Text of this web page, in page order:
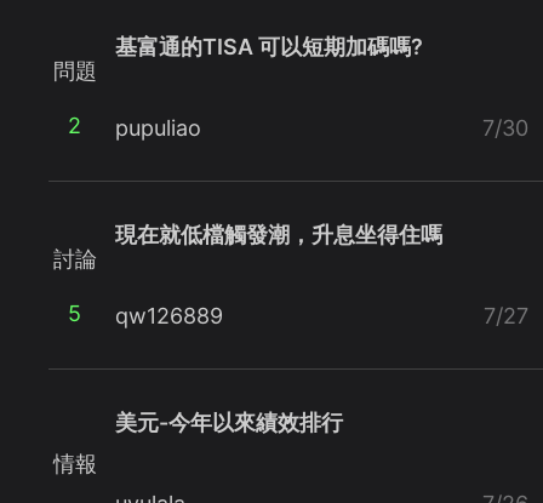
問題
2
基富通的TISA 可以短期加碼嗎?
pupuliao 7/30
討論
5
現在就低檔觸發潮，升息坐得住嗎
qw126889 7/27
情報
美元-今年以來績效排行